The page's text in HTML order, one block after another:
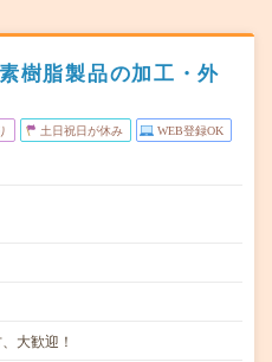
樹脂製品の加工・外
土日祝日が休み WEB登録OK
大歓迎！